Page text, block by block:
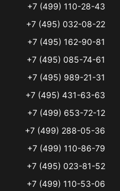
+7 (499) 110-28-43
+7 (495) 032-08-22
+7 (495) 162-90-81
+7 (495) 085-74-61
+7 (495) 989-21-31
+7 (495) 431-63-63
+7 (499) 653-72-12
+7 (499) 288-05-36
+7 (499) 110-86-79
+7 (495) 023-81-52
+7 (499) 110-53-06